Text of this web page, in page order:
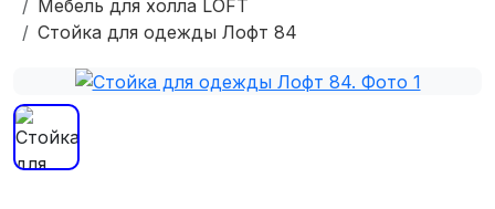
Мебель для холла LOFT
Стойка для одежды Лофт 84